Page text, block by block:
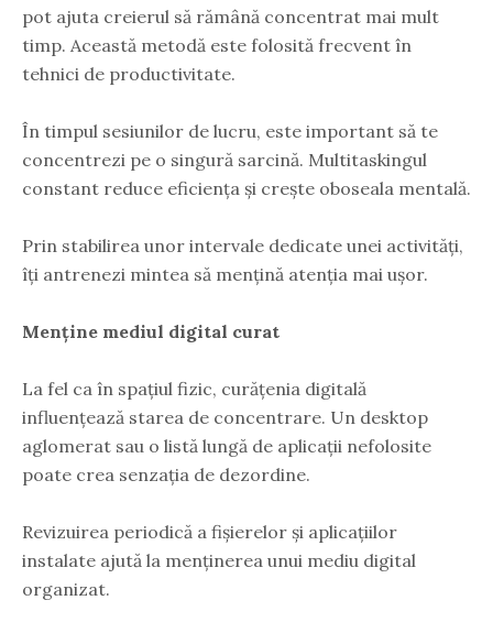
pot ajuta creierul să rămână concentrat mai mult
timp. Această metodă este folosită frecvent în
tehnici de productivitate.
În timpul sesiunilor de lucru, este important să te
concentrezi pe o singură sarcină. Multitaskingul
constant reduce eficiența și crește oboseala mentală.
Prin stabilirea unor intervale dedicate unei activități,
îți antrenezi mintea să mențină atenția mai ușor.
Menține mediul digital curat
La fel ca în spațiul fizic, curățenia digitală
influențează starea de concentrare. Un desktop
aglomerat sau o listă lungă de aplicații nefolosite
poate crea senzația de dezordine.
Revizuirea periodică a fișierelor și aplicațiilor
instalate ajută la menținerea unui mediu digital
organizat.